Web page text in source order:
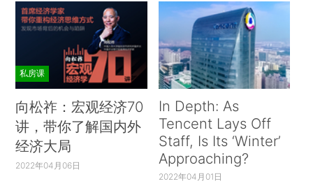
Change （pp. 149-166）. Springer， Cham.
上图显示，中国大陆的比例非常地低。我们可
以看到，1970年的时候，30到34岁的女性里面只
有1%处于未婚状态，2010年这一比例也只有5%左
右，基本上和印度尼西亚、印度差不多。
这是不是印证了长辈们说的“大家都结婚了”？
其实这里的数据是全国的数据，也就是包括农村和
城市地区。但是我们可以想象一下，如今很多的年
私房课
向松祚：宏观经济70
讲，带你了解国内外
经济大局
2022年04月06日
In Depth: As
Tencent Lays Off
Staff, Is Its ‘Winter’
Approaching?
2022年04月01日